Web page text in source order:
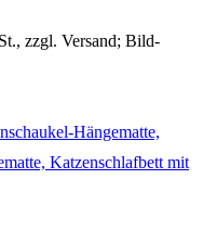
zzgl. Versand; Bild-